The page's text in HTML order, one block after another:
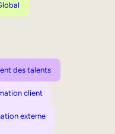
des talents
client
externe